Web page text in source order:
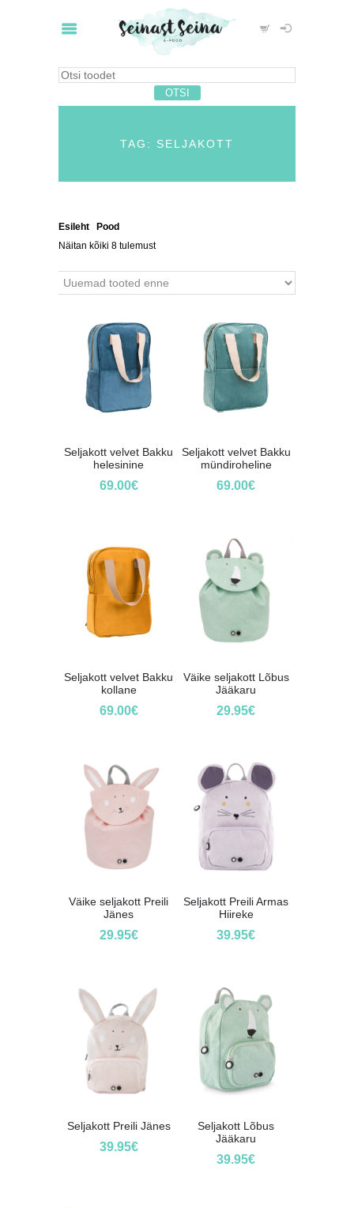
TAG: SELJAKOTT
Esileht Pood
Näitan kõiki 8 tulemust
Seljakott velvet Bakku
helesinine
69.00€
Seljakott velvet Bakku
mündiroheline
69.00€
Seljakott velvet Bakku
kollane
69.00€
Väike seljakott Lõbus
Jääkaru
29.95€
Väike seljakott Preili
Jänes
29.95€
Seljakott Preili Armas
Hiireke
39.95€
Seljakott Preili Jänes
39.95€
Seljakott Lõbus
Jääkaru
39.95€